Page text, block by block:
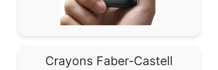
Crayons Faber-Castell